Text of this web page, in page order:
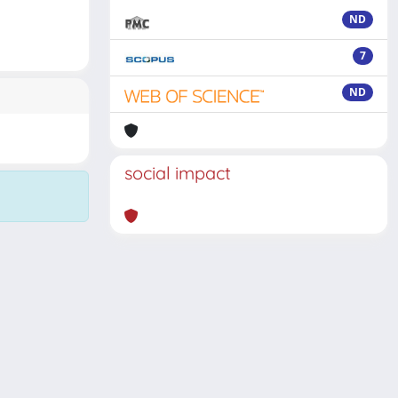
ND
7
ND
social impact